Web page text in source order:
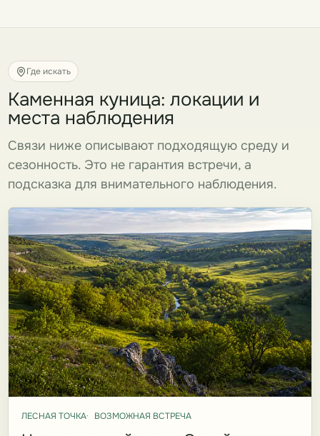
Где искать
Каменная куница: локации и
места наблюдения
Связи ниже описывают подходящую среду и
сезонность. Это не гарантия встречи, а
подсказка для внимательного наблюдения.
ЛЕСНАЯ ТОЧКА ВОЗМОЖНАЯ ВСТРЕЧА